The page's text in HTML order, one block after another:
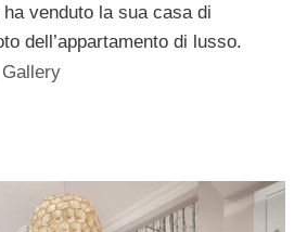
venduto la sua casa di
dell’appartamento di lusso.
Gallery